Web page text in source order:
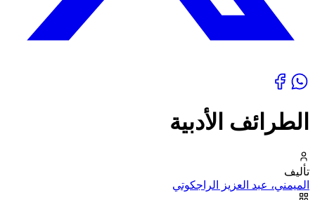
الطرائف الأدبية
تأليف
الميمني، عبد العزيز الراجكوتي